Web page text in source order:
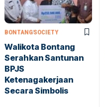
BONTANGSOCIETY
Walikota Bontang
Serahkan Santunan
BPJS
Ketenagakerjaan
Secara Simbolis